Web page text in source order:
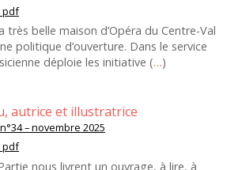
pdf
belle maison d’Opéra du Centre-Val
politique d’ouverture. Dans le service
déploie les initiative (…)
autrice et illustratrice
– novembre 2025
pdf
nous livrent un ouvrage, à lire, à